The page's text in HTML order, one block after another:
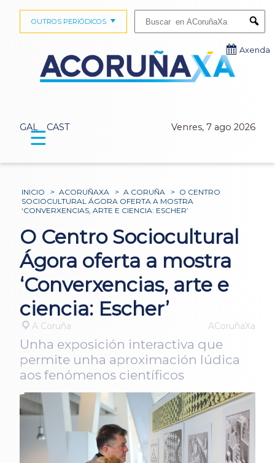
GAL CAST Venres, 7 ago 2026
OUTROS PERIÓDICOS
Axenda
☰
INICIO > ACORUÑAXA > A CORUÑA > O CENTRO
SOCIOCULTURAL ÁGORA OFERTA A MOSTRA
‘CONVERXENCIAS, ARTE E CIENCIA: ESCHER’
O Centro Sociocultural
Ágora oferta a mostra
‘Converxencias, arte e
ciencia: Escher’
A Coruña ACoruñaXa
Unha exposición interactiva que
permite unha aproximación lúdica
aos fenómenos científicos